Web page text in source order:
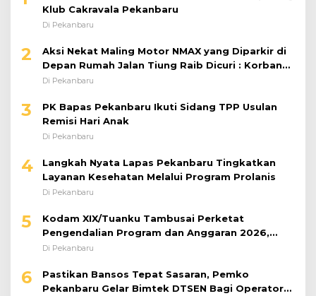
Klub Cakravala Pekanbaru
Di Pekanbaru
2
Aksi Nekat Maling Motor NMAX yang Diparkir di
Depan Rumah Jalan Tiung Raib Dicuri : Korban
Minta Pelaku Ditangkap Pihak Kepolisian
Di Pekanbaru
3
PK Bapas Pekanbaru Ikuti Sidang TPP Usulan
Remisi Hari Anak
Di Pekanbaru
4
Langkah Nyata Lapas Pekanbaru Tingkatkan
Layanan Kesehatan Melalui Program Prolanis
Di Pekanbaru
5
Kodam XIX/Tuanku Tambusai Perketat
Pengendalian Program dan Anggaran 2026,
Pastikan Kinerja Tepat Sasaran
Di Pekanbaru
6
Pastikan Bansos Tepat Sasaran, Pemko
Pekanbaru Gelar Bimtek DTSEN Bagi Operator